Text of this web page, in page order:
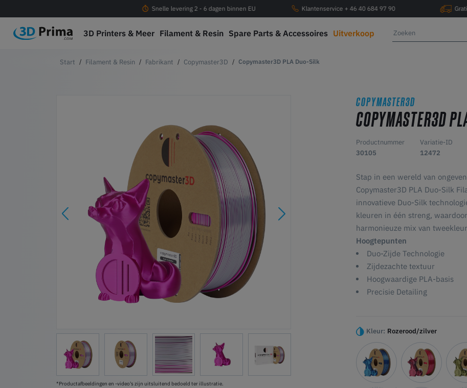
Snelle levering 2 - 6 dagen binnen EU Klantenservice + 46 40 684 97 90
3D Printers & Meer Filament & Resin Spare Parts & Accessoires Uitverkoop
Filament & Resin Fabrikant Copymaster3D Copymaster3D PLA Duo-Silk
*Productafbeeldingen en -video's zijn uitsluitend bedoeld ter illustratie.
COPYMASTER3D
COPYMASTER3D
Productnummer
30105
Variatie-ID
12472
Stap in een wereld van
Copymaster3D PLA Duo-Silk
innovatieve Duo-Silk
kleuren in één streng,
harmonieuze mix van
Hoogtepunten
Duo-Zijde Technologie
Zijdezachte textuur
Hoogwaardige PLA-basis
Precisie Detailing
Kleur: Rozerood/zilver